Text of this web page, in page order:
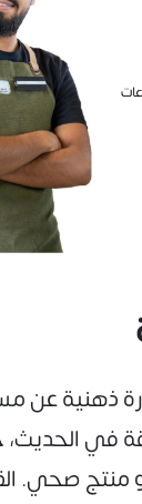
ذهنية عن
في
صحي.